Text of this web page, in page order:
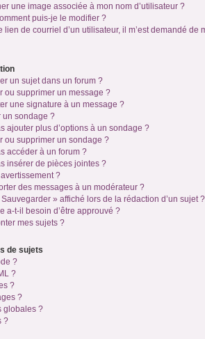
une image associée à mon nom d’utilisateur ?
puis-je le modifier ?
lien de courriel d’un utilisateur, il m’est demandé de
un sujet dans un forum ?
ou supprimer un message ?
une signature à un message ?
un sondage ?
ajouter plus d’options à un sondage ?
ou supprimer un sondage ?
accéder à un forum ?
insérer de pièces jointes ?
?
des messages à un modérateur ?
» affiché lors de la rédaction d’un sujet ?
a-t-il besoin d’être approuvé ?
mes sujets ?
de sujets
?
?
?
?
globales ?
?